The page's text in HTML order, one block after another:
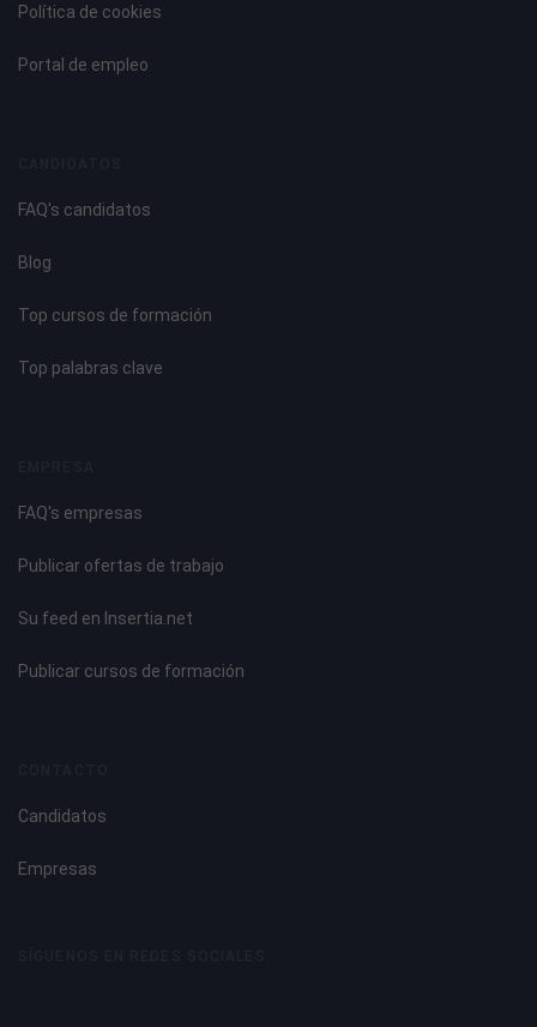
Política de cookies
Portal de empleo
FAQ's candidatos
Blog
Top cursos de formación
Top palabras clave
FAQ's empresas
Publicar ofertas de trabajo
Su feed en Insertia.net
Publicar cursos de formación
Candidatos
Empresas